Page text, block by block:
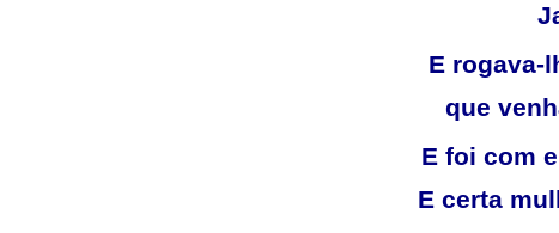
E rogava-
que
E foi com
E certa